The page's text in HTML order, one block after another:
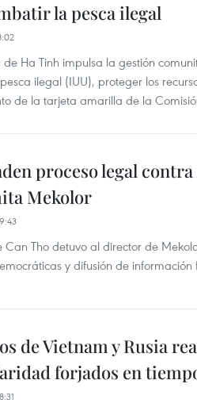
la pesca ilegal
de Ha Tinh impulsa la gestión
ilegal (IUU), proteger los
de la tarjeta amarilla de la
proceso legal
Mekolor
Can Tho detuvo al director de
y difusión de información
de Vietnam y Rusia
forjados en